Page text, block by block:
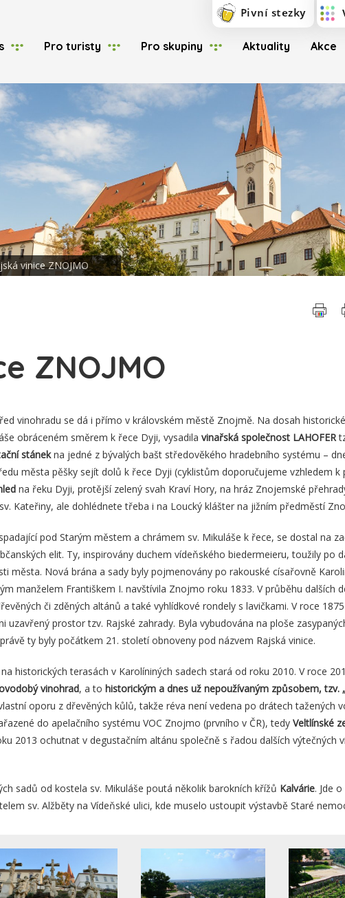
Pro turisty Pro skupiny Aktuality Akce
vinice ZNOJMO
ZNOJMO
vinohradu se dá i přímo v královském městě Znojmě. Na dosah
obráceném směrem k řece Dyji, vysadila vinařská společnost LAHOFER
stánekna jedné z bývalých bašt středověkého hradebního systému –
města pěšky sejít dolů k řece Dyji (cyklistům doporučujeme vzhledem k
na řeku Dyji, protější zelený svah Kraví Hory, na hráz Znojemské
Kateřiny, ale dohlédnete třeba i na Loucký klášter na jižním předměstí
pod Starým městem a chrámem sv. Mikuláše k řece, se dostal na
elit. Ty, inspirovány duchem vídeňského biedermeieru, toužily po
města. Nová brána a sady byly pojmenovány po rakouské císařovně
manželem Františkem I. navštívila Znojmo roku 1833. V průběhu dalších
či zděných altánů a také vyhlídkové rondely s lavičkami. V roce
uzavřený prostor tzv. Rajské zahrady. Byla vybudována na ploše
ty byly počátkem 21. století obnoveny pod názvem Rajská vinice.
historických terasách v Karolíniných sadech stará od roku 2010. V roce
vinohrad, a to historickým a dnes už nepoužívaným způsobem, tzv.
oporu z dřevěných kůlů, takže réva není vedena po drátech tažených
do apelačního systému VOC Znojmo (prvního v ČR), tedy Veltlínské
2013 ochutnat v degustačním altánu společně s řadou dalších výtečných
sadů od kostela sv. Mikuláše poutá několik barokních křížů Kalvárie. Jde
sv. Alžběty na Vídeňské ulici, kde muselo ustoupit výstavbě Staré